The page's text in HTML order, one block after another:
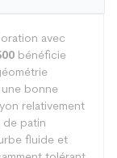
avec
bénéficie
bonne
relativement
de patin
fluide et